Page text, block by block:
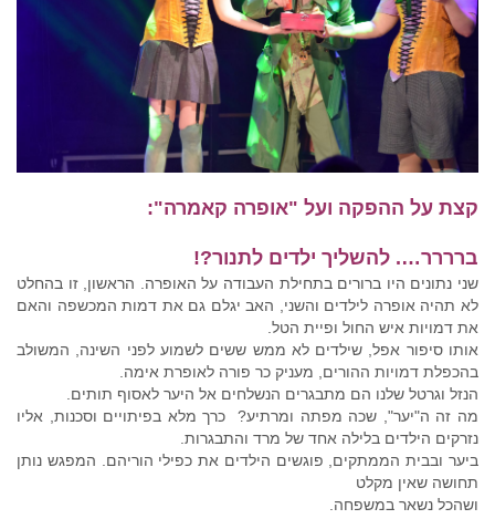
קצת על ההפקה ועל "אופרה קאמרה":
ברררר…. להשליך ילדים לתנור?!
שני נתונים היו ברורים בתחילת העבודה על האופרה. הראשון, זו בהחלט
לא תהיה אופרה לילדים והשני, האב יגלם גם את דמות המכשפה והאם
את דמויות איש החול ופיית הטל.
אותו סיפור אפל, שילדים לא ממש ששים לשמוע לפני השינה, המשולב
בהכפלת דמויות ההורים, מעניק כר פורה לאופרת אימה.
הנזל וגרטל שלנו הם מתבגרים הנשלחים אל היער לאסוף תותים.
מה זה ה"יער", שכה מפתה ומרתיע? כרך מלא בפיתויים וסכנות, אליו
נזרקים הילדים בלילה אחד של מרד והתבגרות.
ביער ובבית הממתקים, פוגשים הילדים את כפילי הוריהם. המפגש נותן
תחושה שאין מקלט
ושהכל נשאר במשפחה.